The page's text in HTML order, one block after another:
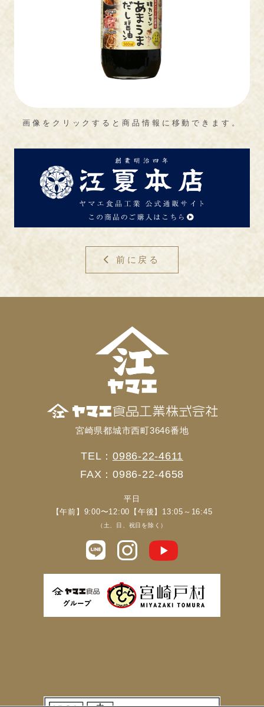
画像をクリックすると商品情報に移動できます。
前に戻る
宮崎県都城市西町3646番地
TEL： 0986-22-4611
FAX：0986-22-4658
平日
【午前】9:00〜12:00【午後】13:05～16:45
（土、日、祝日を除く）